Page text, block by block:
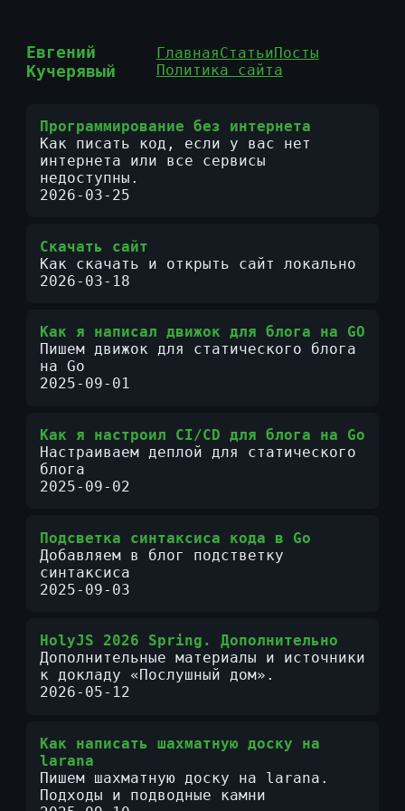
Евгений
Кучерявый
ГлавнаяСтатьиПосты
Политика сайта
Программирование без интернета
Как писать код, если у вас нет
интернета или все сервисы
недоступны.
2026-03-25
Скачать сайт
Как скачать и открыть сайт локально
2026-03-18
Как я написал движок для блога на GO
Пишем движок для статического блога
на Go
2025-09-01
Как я настроил CI/CD для блога на Go
Настраиваем деплой для статического
блога
2025-09-02
Подсветка синтаксиса кода в Go
Добавляем в блог подстветку
синтаксиса
2025-09-03
HolyJS 2026 Spring. Дополнительно
Дополнительные материалы и источники
к докладу «Послушный дом».
2026-05-12
Как написать шахматную доску на
larana
Пишем шахматную доску на larana.
Подходы и подводные камни